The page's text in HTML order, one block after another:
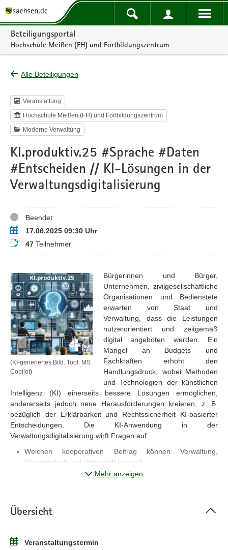
Portalnavigation
Beteiligungsportal
Hochschule Meißen (FH) und Fortbildungszentrum
Alle Beteiligungen
Veranstaltung
Hochschule Meißen (FH) und Fortbildungszentrum
Moderne Verwaltung
KI.produktiv.25 #Sprache #Daten
#Entscheiden // KI-Lösungen in der
Verwaltungsdigitalisierung
StatusBeendet
Termin17.06.2025 09:30 Uhr
Teilnehmer
47 Teilnehmer
(KI-generiertes Bild. Tool: MS
Copilot)
Bürgerinnen und Bürger,
Unternehmen, zivilgesellschaftliche
Organisationen und Bedienstete
erwarten von Staat und
Verwaltung, dass die Leistungen
nutzerorientiert und zeitgemäß
digital angeboten werden. Ein
Mangel an Budgets und
Fachkräften erhöht den
Handlungsdruck, wobei Methoden
und Technologien der künstlichen
Intelligenz (KI) einerseits bessere Lösungen ermöglichen,
andererseits jedoch neue Herausforderungen kreieren, z. B.
bezüglich der Erklärbarkeit und Rechtssicherheit KI-basierter
Entscheidungen. Die KI-Anwendung in der
Verwaltungsdigitalisierung wirft Fragen auf:
Welchen kooperativen Beitrag können Verwaltung,
Wissenschaft und Wirtschaft leisten?
Wie gelingt ein niedrigschwelliger Zugang zu KI-Systemen
#Entscheiden“wollen wir den bisherigen Fokus von Text- und
Sprachverarbeitung (NLP) auf automatische KI-
Mehr anzeigen
Übersicht
Veranstaltungstermin